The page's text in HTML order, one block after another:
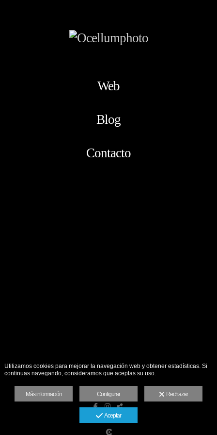
Web
Blog
Contacto
Aviso legal
Utilizamos cookies para mejorar la navegación web y obtener estadísticas. Si
continuas navegando, consideramos que aceptas su uso.
Más información Configurar Rechazar
Aceptar